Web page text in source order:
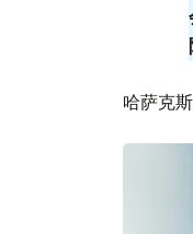
哈萨克